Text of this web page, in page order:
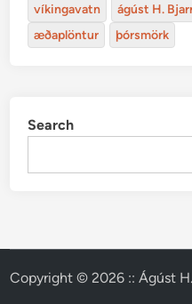
víkingavatn
ágúst H.
æðaplöntur
þórsmörk
Search
Copyright © 2026 :: Ágúst